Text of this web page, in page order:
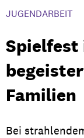
JUGENDARBEIT
Spielfest
Familien
Bei